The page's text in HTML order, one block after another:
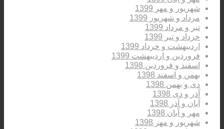
شهریور و مهر 1399
مرداد و شهریور 1399
تیر و مرداد 1399
خرداد و تیر 1399
اردیبهشت و خرداد 1399
فروردین و اردیبهشت 1399
اسفند و فروردین 1398
بهمن و اسفند 1398
دی و بهمن 1398
آذر و دی 1398
آبان و آذر 1398
مهر و آبان 1398
شهریور و مهر 1398